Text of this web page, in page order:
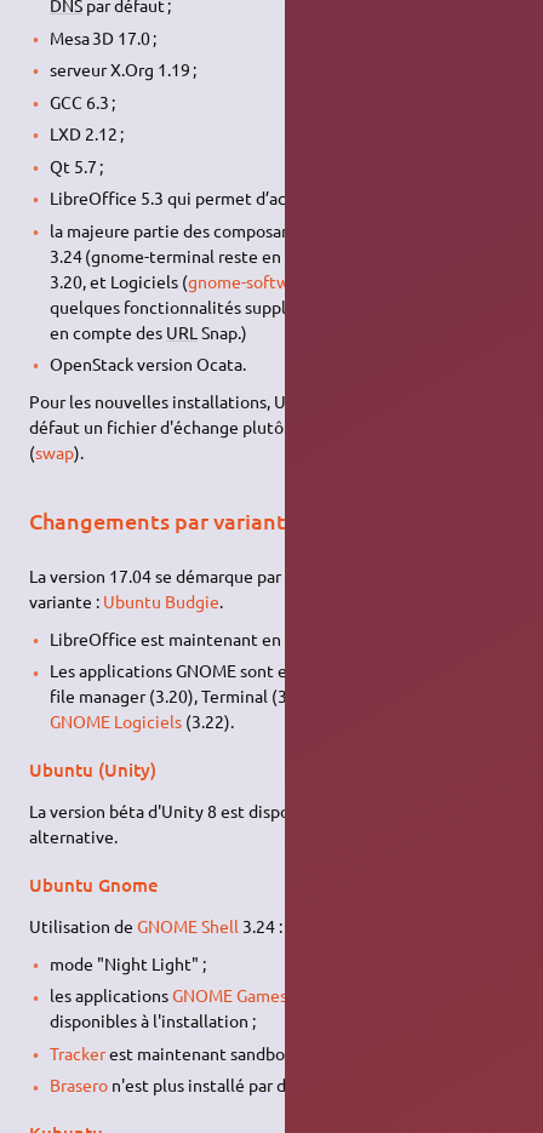
DNSpar défaut ;
Mesa 3D 17.0 ;
serveur X.Org 1.19 ;
GCC 6.3 ;
LXD 2.12 ;
Qt 5.7 ;
LibreOffice 5.3 qui permet d’activer l’interface « ruban » ;
la majeure partie des composants de GNOME passe en
3.24 (gnome-terminal reste en 3.20 , Fichiers (
3.20, et Logiciels (gnome-software
quelques fonctionnalités supplémentaires comme la prise
en compte des URL Snap.)
OpenStack version Ocata.
Pour les nouvelles installations, Ubuntu utilisera désormais par
défaut un fichier d'échange plutôt qu'une partition d'échange
(swap).
Changements par variantes
La version 17.04 se démarque par l'apparition d'une nouvelle
variante : Ubuntu Budgie.
LibreOffice est maintenant en version 5.3.
Les applications GNOME sont en version 3.24, sauf
file manager (3.20), Terminal (3.20), Evolution (3.22), et
GNOME Logiciels(3.22).
Ubuntu (Unity)
La version béta d'Unity 8 est disponible en tant que session
alternative.
Ubuntu Gnome
Utilisation deGNOME Shell 3.24 :
mode "Night Light" ;
les applicationsGNOME Games
disponibles à l'installation ;
Trackerest maintenant sandboxé ;
Braseron'est plus installé par défaut.